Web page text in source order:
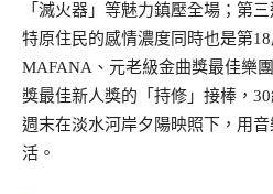
「滅火器」等魅力鎮壓全場；第
特原住民的感情濃度同時也是第
MAFANA、元老級金曲獎最佳樂
獎最佳新人獎的「持修」接棒，
週末在淡水河岸夕陽映照下，用
活。